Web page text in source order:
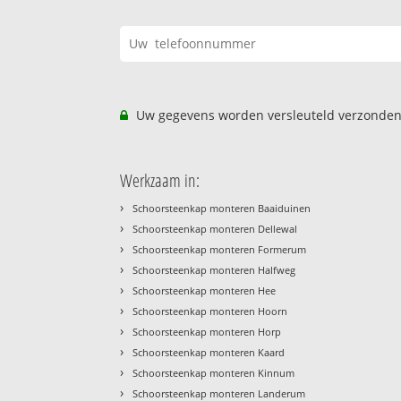
Uw gegevens worden versleuteld
Werkzaam in:
› Schoorsteenkap monteren Baaiduinen
› Schoorsteenkap monteren Dellewal
› Schoorsteenkap monteren Formerum
› Schoorsteenkap monteren Halfweg
› Schoorsteenkap monteren Hee
› Schoorsteenkap monteren Hoorn
› Schoorsteenkap monteren Horp
› Schoorsteenkap monteren Kaard
› Schoorsteenkap monteren Kinnum
› Schoorsteenkap monteren Landerum